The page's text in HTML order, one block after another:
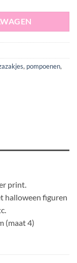
, pompoenen,
print.
halloween figuren
(maat 4)